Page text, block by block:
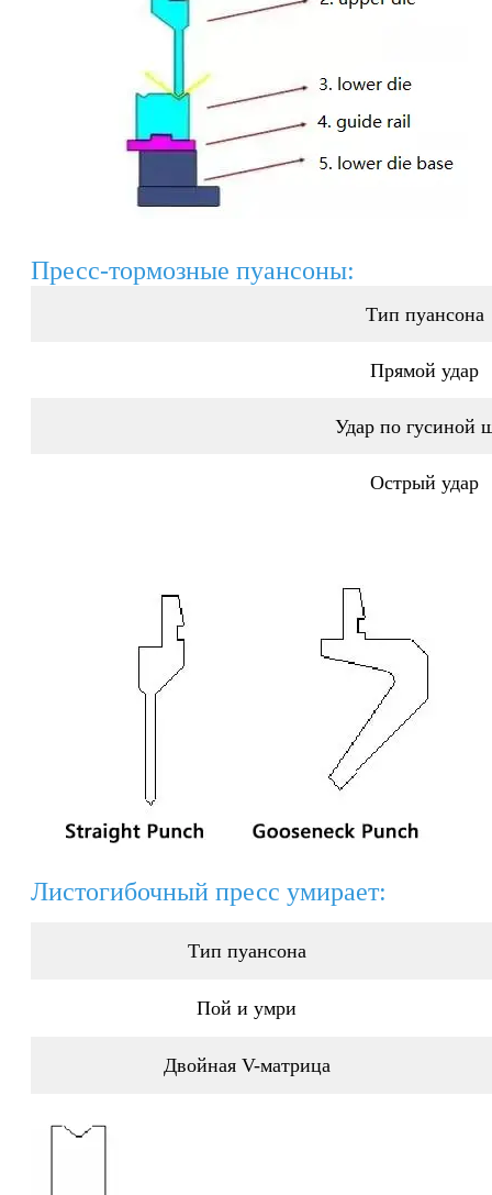
Пресс-тормозные пуансоны:
Тип пуансона
Прямой удар
Удар по гусиной
Острый удар
Листогибочный пресс умирает:
Тип пуансона
Пой и умри
Двойная V-матрица